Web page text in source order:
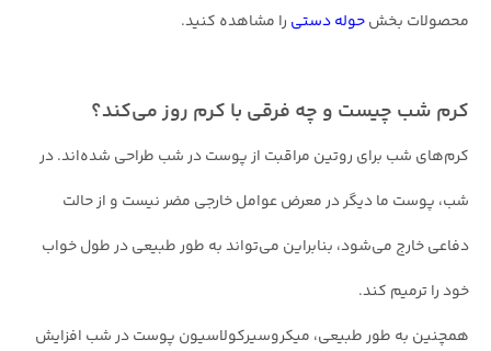
محصولات بخشحوله دستی را مشاهده کنید.
کرم شب چیست و چه فرقی با کرم روز می‌کند؟
کرم‌های شب برای روتین مراقبت از پوست در شب طراحی شده‌اند. در
شب، پوست ما دیگر در معرض عوامل خارجی مضر نیست و از حالت
دفاعی خارج می‌شود، بنابراین می‌تواند به طور طبیعی در طول خواب
خود را ترمیم کند.
همچنین به طور طبیعی، میکروسیرکولاسیون پوست در شب افزایش